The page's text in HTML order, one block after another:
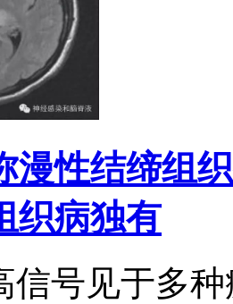
漫性结缔组
织病独有
信号见于多